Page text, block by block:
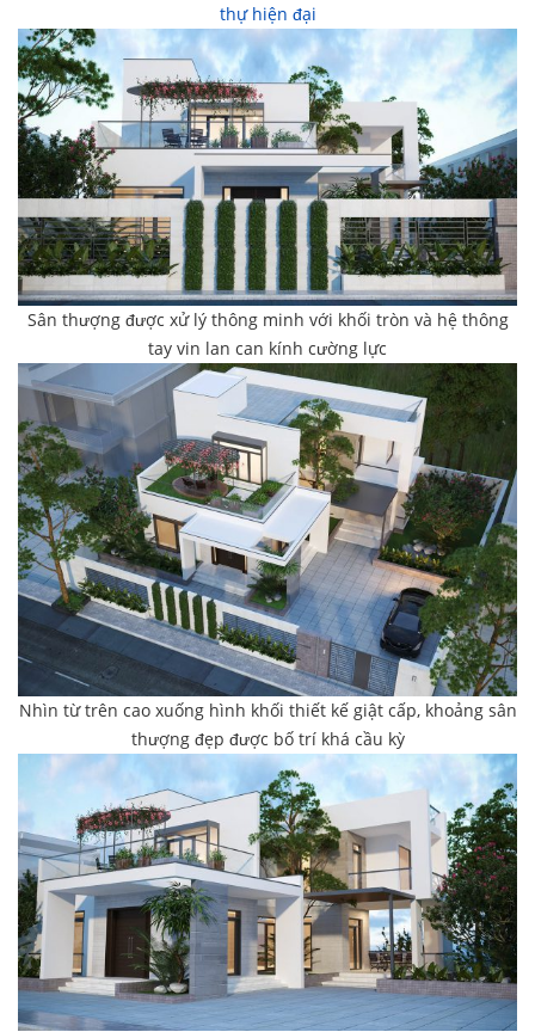
thự hiện đại
Sân thượng được xử lý thông minh với khối tròn và hệ thông
tay vin lan can kính cường lực
Nhìn từ trên cao xuống hình khối thiết kế giật cấp, khoảng sân
thượng đẹp được bố trí khá cầu kỳ